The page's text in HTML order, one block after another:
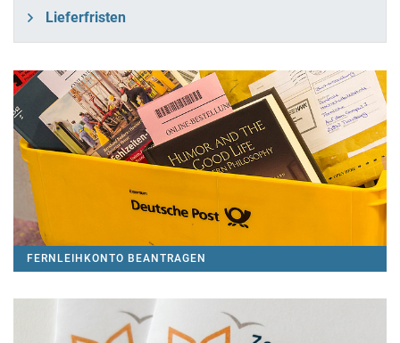
Lieferfristen
FERNLEIHKONTO BEANTRAGEN